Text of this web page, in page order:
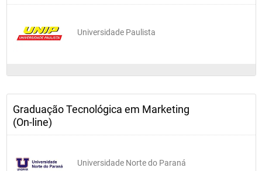
Universidade Paulista
Graduação Tecnológica em Marketing
(On-line)
Universidade Norte do Paraná